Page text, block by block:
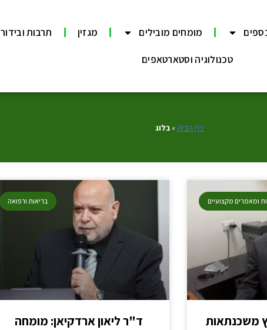
מומחים מובילים מגזין תרבות ובידור
טכנולוגיה וסטארטאפים
דף הבית » בלוג
ומאמרים מקצועיים
משכנתאות
בריאות ורפואה
ד"ר ליאון ארדקיאן: מומחה